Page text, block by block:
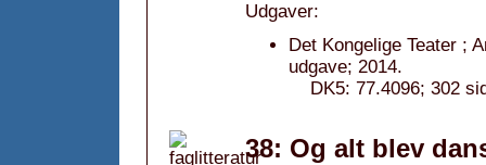
Udgaver:
Det Kongelige Teater ;
udgave; 2014.
DK5: 77.4096; 302
38: Og alt blev